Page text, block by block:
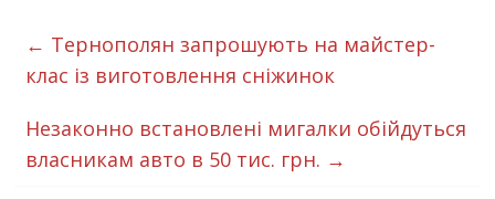
← Тернополян запрошують на майстер-
клас із виготовлення сніжинок
Незаконно встановлені мигалки обійдуться
власникам авто в 50 тис. грн. →